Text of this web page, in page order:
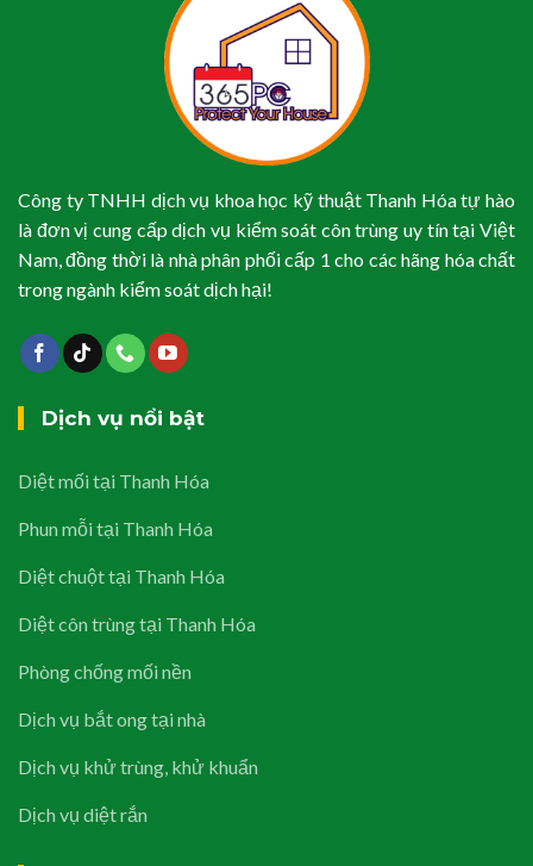
Công ty TNHH dịch vụ khoa học kỹ thuật Thanh Hóa tự hào
là đơn vị cung cấp dịch vụ kiểm soát côn trùng uy tín tại Việt
Nam, đồng thời là nhà phân phối cấp 1 cho các hãng hóa chất
trong ngành kiểm soát dịch hại!
Dịch vụ nổi bật
Diệt mối tại Thanh Hóa
Phun mỗi tại Thanh Hóa
Diệt chuột tại Thanh Hóa
Diệt côn trùng tại Thanh Hóa
Phòng chống mối nền
Dịch vụ bắt ong tại nhà
Dịch vụ khử trùng, khử khuẩn
Dịch vụ diệt rắn